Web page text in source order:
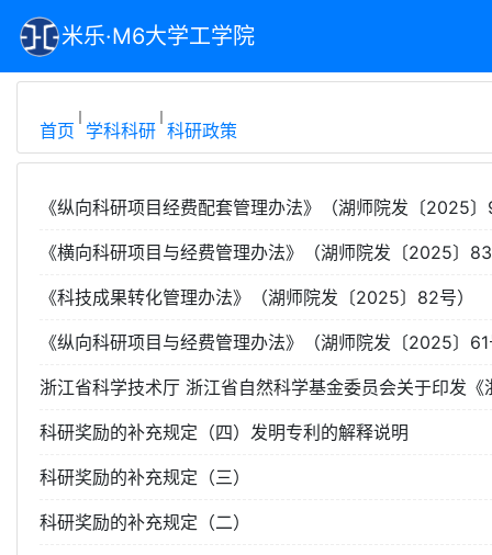
米乐·M6大学工学院
首页 学科科研 科研政策
《纵向科研项目经费配套管理办法》（湖师院发〔2025
《横向科研项目与经费管理办法》（湖师院发〔2025〕
《科技成果转化管理办法》（湖师院发〔2025〕82号）
《纵向科研项目与经费管理办法》（湖师院发〔2025〕
浙江省科学技术厅 浙江省自然科学基金委员会关于印发
科研奖励的补充规定（四）发明专利的解释说明
科研奖励的补充规定（三）
科研奖励的补充规定（二）